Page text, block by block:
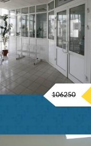
106250